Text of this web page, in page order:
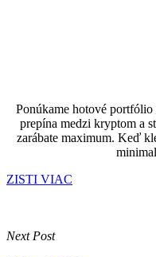
Ponúkame hotové
prepína medzi kryptom a
zarábate maximum. Keď
ZISTI VIAC
Next Post